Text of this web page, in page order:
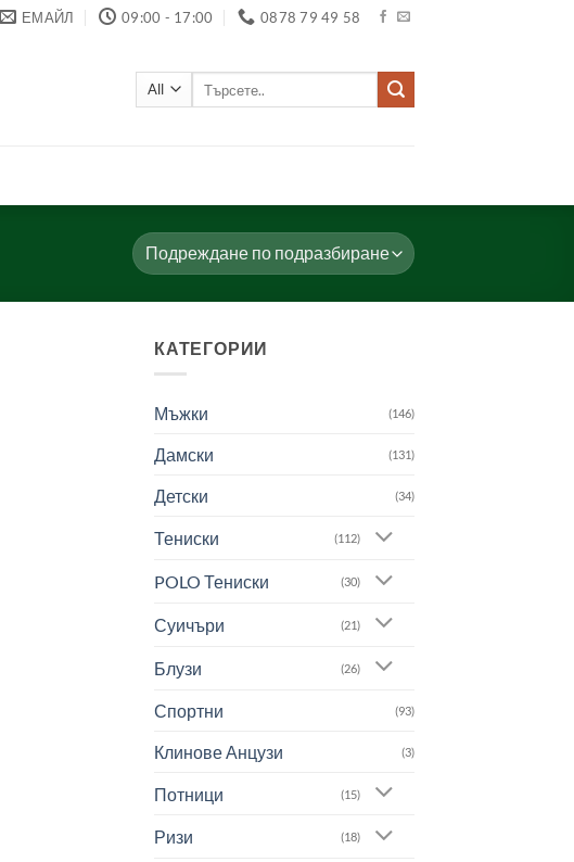
ЕМАЙЛ 09:00 - 17:00 0878 79 49 58
КАТЕГОРИИ
Мъжки (146)
Дамски (131)
Детски (34)
Тениски (112)
POLO Тениски (30)
Суичъри (21)
Блузи (26)
Спортни (93)
Клинове Анцузи (3)
Потници (15)
Ризи (18)